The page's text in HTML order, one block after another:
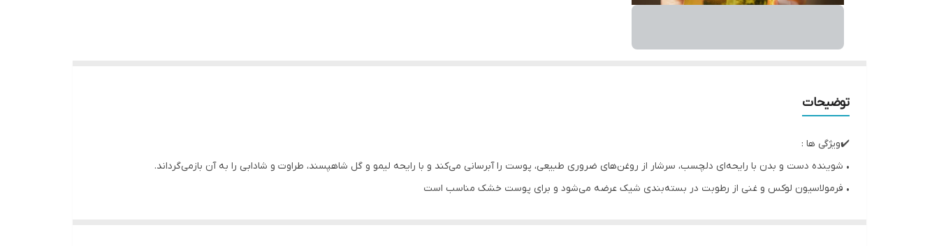
توضیحات
✔️ویژگی ها :
• شوینده دست و بدن با رایحه‌ای دلچسب، سرشار از روغن‌های ضروری طبیعی، پوست را آبرسانی می‌کند و با رایحه لیمو و گل شاهپسند، طراوت و شادابی را به آن بازمی‌گرداند.
• فرمولاسیون لوکس و غنی از رطوبت در بسته‌بندی شیک عرضه می‌شود و برای پوست خشک مناسب است